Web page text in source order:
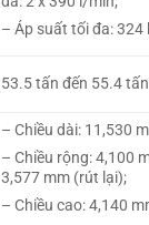
– Áp suất tối đa: 324
53.5 tấn đến 55.4 tấn
– Chiều dài: 11,530
– Chiều rộng: 4,100
3,577 mm (rút lại);
– Chiều cao: 4,140